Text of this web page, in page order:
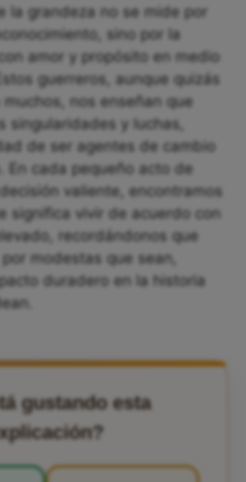
la grandeza no se mide por
sino por la
amor y propósito en medio
guerreros, aunque quizás
nos enseñan que
singularidades y luchas,
de ser agentes de cambio
En cada pequeño acto de
valiente, encontramos
significa vivir de acuerdo con
recordándonos que
modestas que sean,
duradero en la historia
gustando esta